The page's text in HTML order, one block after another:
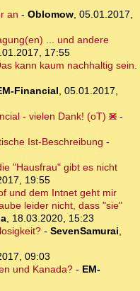
an - Oblomow, 05.01.2017,
... und andere
17:55
kann kaum nachhaltig sein.
Financial, 05.01.2017,
- vielen Dank! (oT)
-
Ist-Beschreibung -
"Hausfrau" gibt es nicht
19:55
und dem Intnet geht mir
leider nicht, dass "sie"
, 18.03.2020, 15:23
- SevenSamurai,
09:03
und Kanada?- EM-